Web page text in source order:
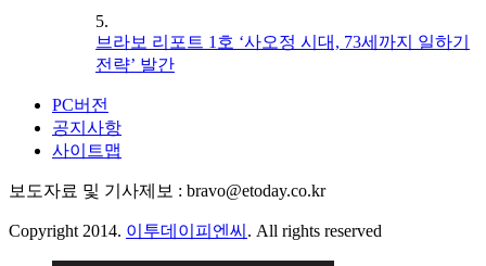
5.
브라보 리포트 1호 ‘사오정 시대, 73세까지 일하기
전략’ 발간
PC버전
공지사항
사이트맵
보도자료 및 기사제보 : bravo@etoday.co.kr
Copyright 2014. 이투데이피엔씨 . All rights reserved